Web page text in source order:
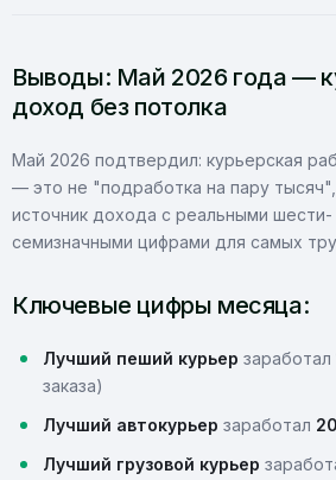
Выводы: Май 2026 года —
доход без потолка
Май 2026 подтвердил: курьерская
— это не "подработка на пару
источник дохода с реальными
семизначными цифрами для самых
Ключевые цифры месяца:
Лучший пеший курьер заработал
заказа)
Лучший автокурьер заработал
Лучший грузовой курьер